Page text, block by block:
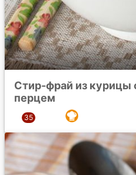
Стир-фрай из курицы
перцем